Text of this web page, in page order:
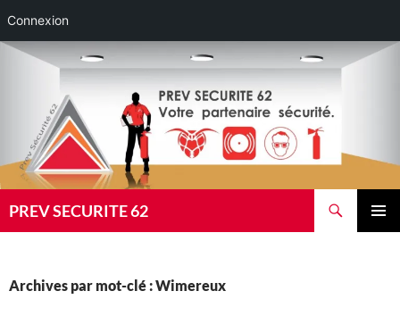
Connexion
Aller
PREV SECURITE 62
Archives par mot-clé : Wimereux